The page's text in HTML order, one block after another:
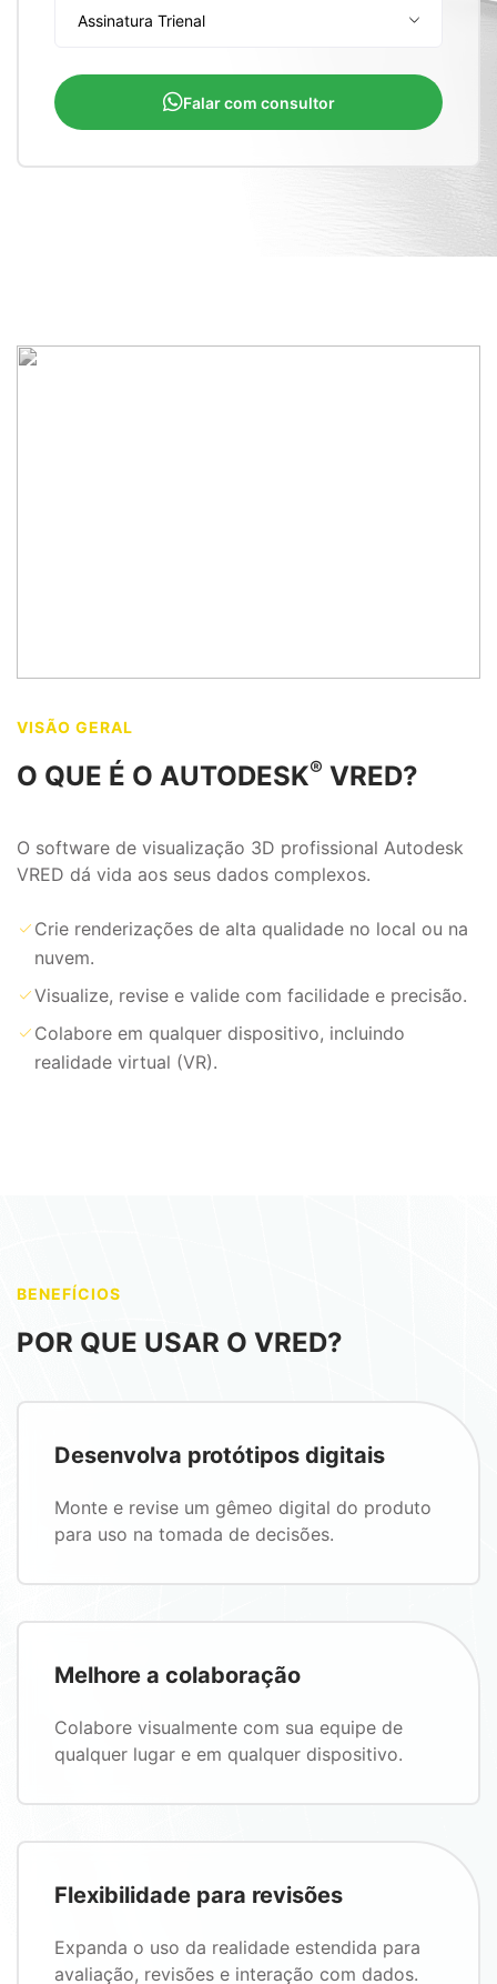
Falar com consultor
VISÃO GERAL
O QUE É O AUTODESK® VRED?
O software de visualização 3D profissional Autodesk
VRED dá vida aos seus dados complexos.
Crie renderizações de alta qualidade no local ou na
nuvem.
Visualize, revise e valide com facilidade e precisão.
Colabore em qualquer dispositivo, incluindo
realidade virtual (VR).
BENEFÍCIOS
POR QUE USAR O VRED?
Desenvolva protótipos digitais
Monte e revise um gêmeo digital do produto
para uso na tomada de decisões.
Melhore a colaboração
Colabore visualmente com sua equipe de
qualquer lugar e em qualquer dispositivo.
Flexibilidade para revisões
Expanda o uso da realidade estendida para
avaliação, revisões e interação com dados.